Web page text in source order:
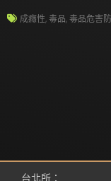
成癮性,毒品,毒品危害